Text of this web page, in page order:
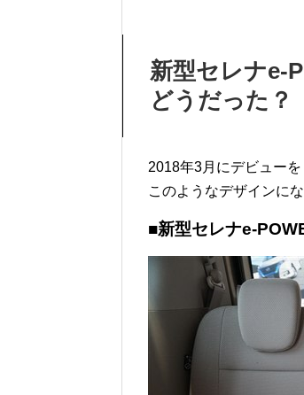
新型セレナe-
どうだった？
2018年3月にデビュー
このようなデザインにな
■新型セレナe-